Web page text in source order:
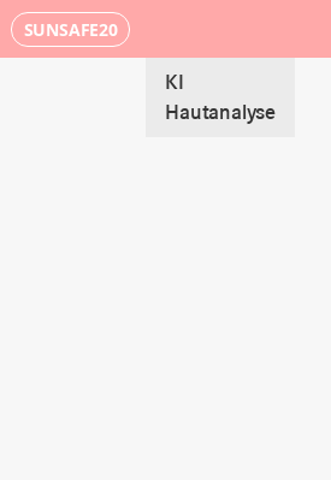
SUNSAFE20
KI
Hautanalyse